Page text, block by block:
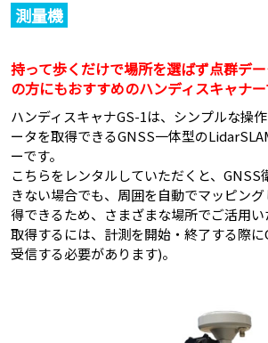
測量機
持って歩くだけで場所を選ばず点群デ
の方にもおすすめのハンディスキャナー
ハンディスキャナGS-1は、シンプルな操
ータを取得できるGNSS一体型の
ーです。
こちらをレンタルしていただくと、GNSS
きない場合でも、周囲を自動でマッピン
得できるため、さまざまな場所でご活用
取得するには、計測を開始・終了する際
受信する必要があります)。